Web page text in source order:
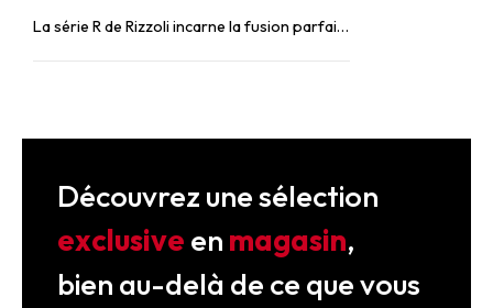
La série R de Rizzoli incarne la fusion parfaite entre tradition et personnalisation, offrant des cuisinières à ...
Découvrez une sélection
exclusive en magasin,
bien au-delà de ce que vous